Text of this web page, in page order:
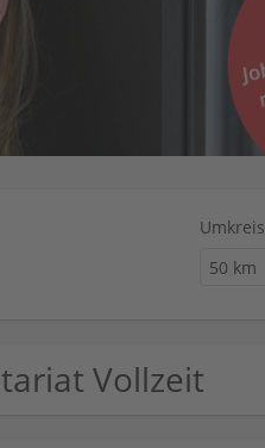
Umkreis
50 km
Vollzeit